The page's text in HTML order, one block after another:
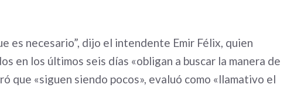
es necesario”, dijo el intendente Emir Félix, quien
en los últimos seis días «obligan a buscar la manera de
que «siguen siendo pocos», evaluó como «llamativo el